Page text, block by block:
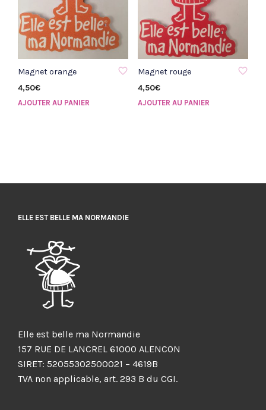
AJOUTER À LA LISTE D'ENVIE
Magnet orange
4,50€
AJOUTER AU PANIER
AJOUTER À LA LISTE D'ENVIE
Magnet rouge
4,50€
AJOUTER AU PANIER
ELLE EST BELLE MA NORMANDIE
Elle est belle ma Normandie
157 RUE DE LANCREL 61000 ALENCON
SIRET: 52055302500021 – 4619B
TVA non applicable, art. 293 B du CGI.